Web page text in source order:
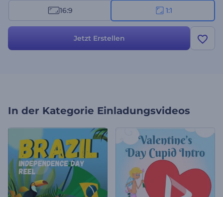
Musiktitel aus, und teilen Sie die Freude der Saison mit nur wenigen
Klicks. Perfekt für Festtagsglückwünsche,
Netzwerken und andere Videos zum Thema Weihnachten. Machen
Sie diese Jahreszeit zu etwas ganz Besonderem - erstellen Sie jetzt
16:9 1:1
Jetzt Erstellen
In der Kategorie Einladungsvideos